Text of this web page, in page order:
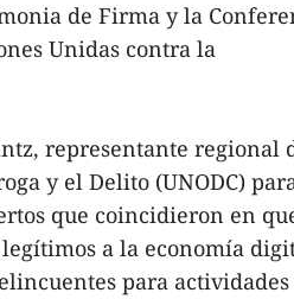
de Firma y la
Unidas contra la
representante regional
y el Delito (UNODC)
que coincidieron en
a la economía
para actividades